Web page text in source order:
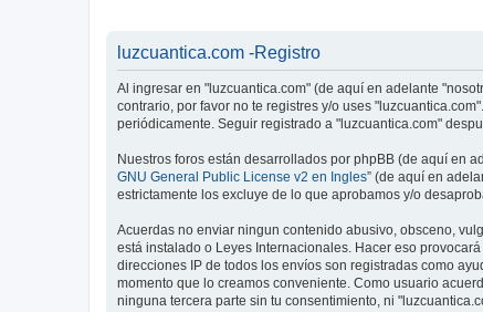
luzcuantica.com -Registro
Al ingresar en "luzcuantica.com" (de aquí en adelante
contrario, por favor no te registres y/o uses
periódicamente. Seguir registrado a "luzcuantica.com"
Nuestros foros están desarrollados por phpBB (de aquí en
GNU General Public License v2 en Ingles” (de aquí en
estrictamente los excluye de lo que aprobamos y/o
Acuerdas no enviar ningun contenido abusivo, obsceno,
está instalado o Leyes Internacionales. Hacer eso
direcciones IP de todos los envíos son registradas como
momento que lo creamos conveniente. Como usuario
ninguna tercera parte sin tu consentimiento, ni